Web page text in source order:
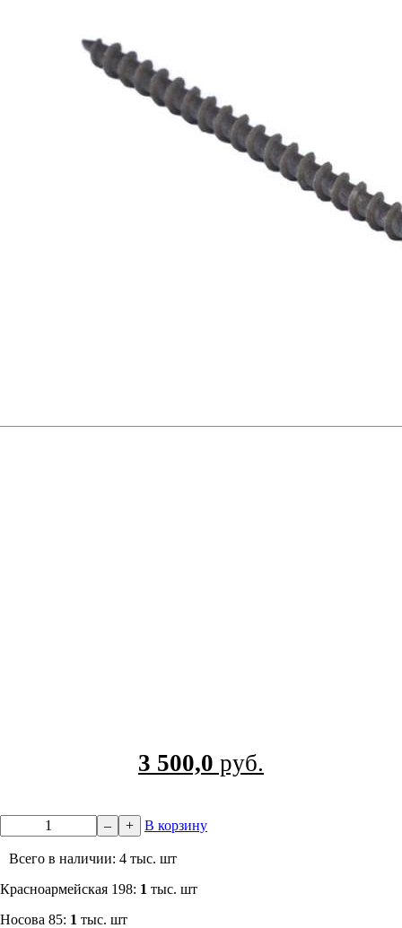
3 500,0 руб.
– + В корзину
Всего в наличии: 4 тыс. шт
​Красноармейская 198: 1 тыс. шт
Носова 85: 1 тыс. шт